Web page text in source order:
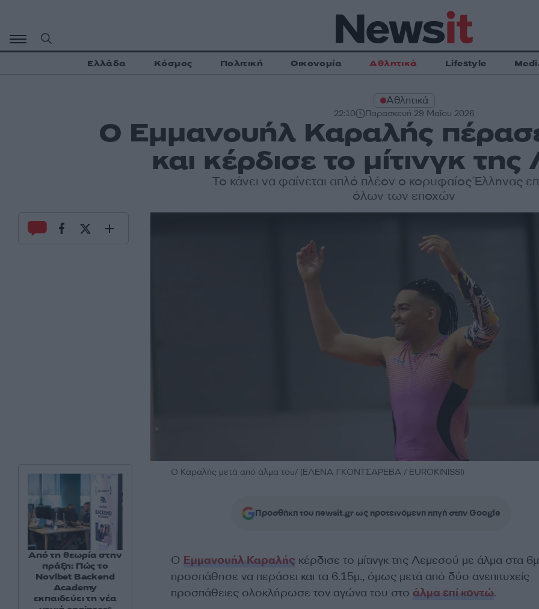
περιεχόμενο
Ελλάδα Κόσμος Πολιτική Οικονομία Αθλητικά Lifestyle
Αθλητικά
22:10 Παρασκευή 29 Μαΐου 2026
Ο Εμμανουήλ Καραλής
και κέρδισε το μίτινγκ
Το κάνει να φαίνεται απλό πλέον ο κορυφαίος Έλληνας
όλων των εποχών
Ο Καραλής μετά από άλμα του/ (ΕΛΕΝΑ ΓΚΟΝΤΣΑΡΕΒΑ / EUROKINISSI)
Προσθήκη του newsit.gr ως προτεινόμενη πηγή στην Google
Ο Εμμανουήλ Καραλής κέρδισε το μίτινγκ της Λεμεσού με άλμα στα
προσπάθησε να περάσει και τα 6.15μ., όμως μετά από δύο ανεπιτυχείς
προσπάθειες ολοκλήρωσε τον αγώνα του στο άλμα επί κοντώ.
Από τη θεωρία στην
πράξη: Πώς το
Novibet Backend
Academy
εκπαιδεύει τη νέα